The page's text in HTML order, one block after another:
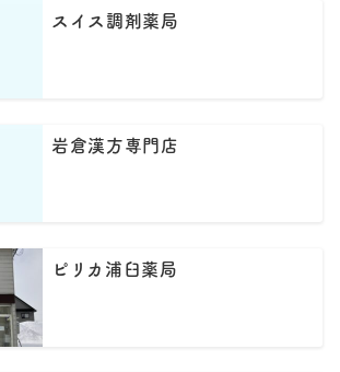
スイス調剤薬局
岩倉漢方専門店
ピリカ浦臼薬局